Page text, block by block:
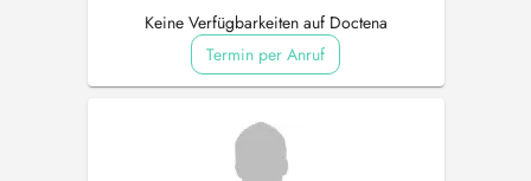
Keine Verfügbarkeiten auf Doctena
Termin per Anruf